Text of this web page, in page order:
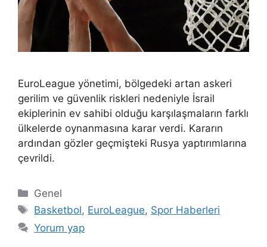
EuroLeague yönetimi, bölgedeki artan askeri
gerilim ve güvenlik riskleri nedeniyle İsrail
ekiplerinin ev sahibi olduğu karşılaşmaların farklı
ülkelerde oynanmasına karar verdi. Kararın
ardından gözler geçmişteki Rusya yaptırımlarına
çevrildi.
Kategoriler
Genel
Etiketler
Basketbol, EuroLeague, Spor Haberleri
Yorum yap